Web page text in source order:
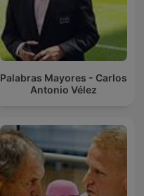
Palabras Mayores - Carlos
Antonio Vélez